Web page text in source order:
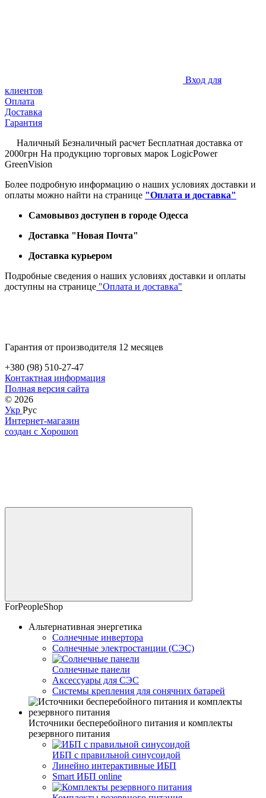
Вход для
клиентов
Оплата
Доставка
Гарантия
Наличный Безналичный расчет Бесплатная доставка от
2000грн На продукцию торговых марок LogicPower
GreenVision
Более подробную информацию о наших условиях доставки и
оплаты можно найти на странице "Оплата и доставка"
Самовывоз доступен в городе Одесса
Доставка "Новая Почта"
Доставка курьером
Подробные сведения о наших условиях доставки и оплаты
доступны на странице "Оплата и доставка"
Гарантия от производителя 12 месяцев
+380 (98) 510-27-47
Контактная информация
Полная версия сайта
© 2026
Укр Рус
Интернет-магазин
создан с Хорошоп
ForPeopleShop
Альтернативная энергетика
Солнечные инвертора
Солнечные электростанции (СЭС)
Солнечные панели
Аксессуары для СЭС
Системы крепления для сонячних батарей
Источники бесперебойного питания и комплекты
резервного питания
ИБП с правильной синусоидой
Линейно интерактивные ИБП
Smart ИБП online